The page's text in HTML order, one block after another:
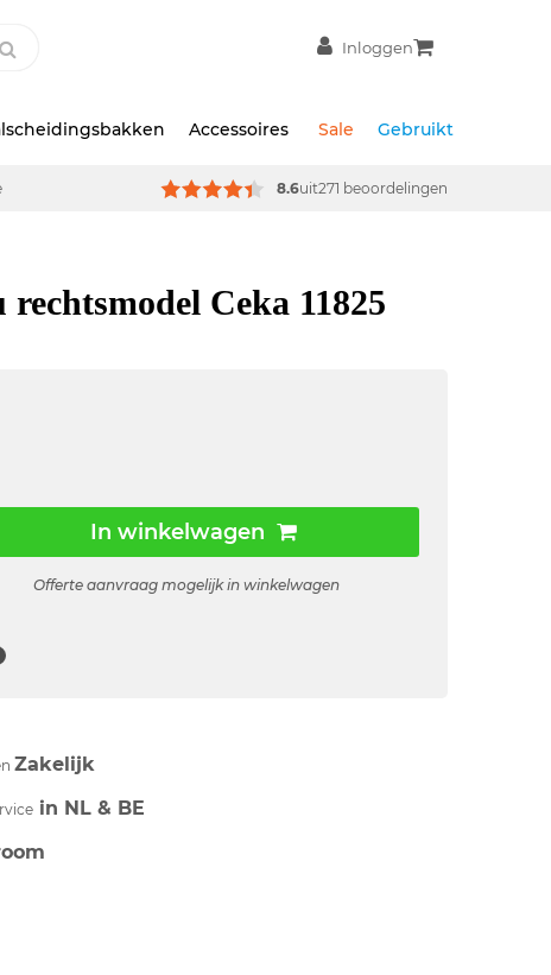
Inloggen
Accessoires Sale Gebruikt
8.6uit271 beoordelingen
Ceka 11825
In winkelwagen
Offerte aanvraag mogelijk in winkelwagen
Zakelijk
in NL & BE